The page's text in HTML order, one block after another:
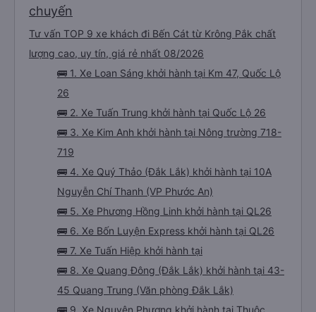
chuyến
Tư vấn TOP 9 xe khách đi Bến Cát từ Krông Pắk chất
lượng cao, uy tín, giá rẻ nhất 08/2026
🚌 1. Xe Loan Sáng khởi hành tại Km 47, Quốc Lộ
26
🚌 2. Xe Tuấn Trung khởi hành tại Quốc Lộ 26
🚌 3. Xe Kim Anh khởi hành tại Nông trường 718-
719
🚌 4. Xe Quý Thảo (Đắk Lắk) khởi hành tại 10A
Nguyễn Chí Thanh (VP Phước An)
🚌 5. Xe Phương Hồng Linh khởi hành tại QL26
🚌 6. Xe Bốn Luyện Express khởi hành tại QL26
🚌 7. Xe Tuấn Hiệp khởi hành tại
🚌 8. Xe Quang Đông (Đắk Lắk) khởi hành tại 43-
45 Quang Trung (Văn phòng Đắk Lắk)
🚌 9. Xe Nguyên Phương khởi hành tại Thuộc,